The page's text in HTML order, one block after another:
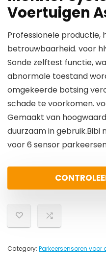
Voertuigen
Professionele productie,
betrouwbaarheid. voor
Sonde zelftest functie,
abnormale toestand
omgekeerde botsing
schade te voorkomen.
Gemaakt van
duurzaam in gebruik.Bibi
voor 6 sensor
Category: Parkeersensoren